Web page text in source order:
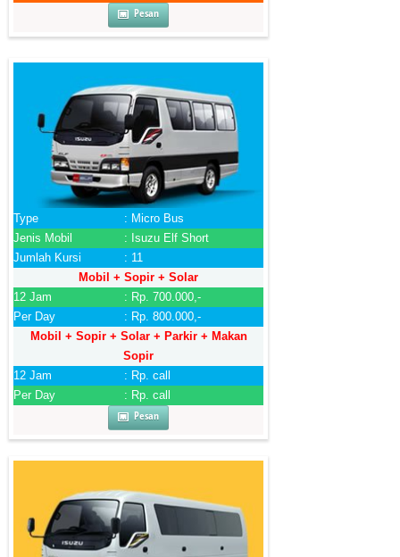
Pesan
Type
: Micro Bus
Jenis Mobil
: Isuzu Elf Short
Jumlah Kursi
: 11
Mobil + Sopir + Solar
12 Jam
: Rp. 700.000,-
Per Day
: Rp. 800.000,-
Mobil + Sopir + Solar + Parkir + Makan
Sopir
12 Jam
: Rp. call
Per Day
: Rp. call
Pesan